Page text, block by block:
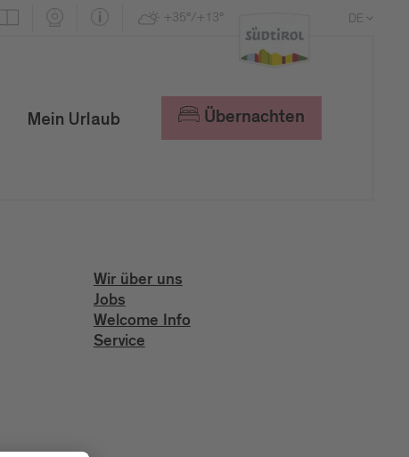
+35°/+13° DE
Mein Urlaub Übernachten
Wir über uns
Jobs
Welcome Info
Service